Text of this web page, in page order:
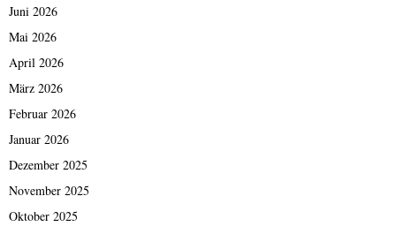
Juni 2026
Mai 2026
April 2026
März 2026
Februar 2026
Januar 2026
Dezember 2025
November 2025
Oktober 2025